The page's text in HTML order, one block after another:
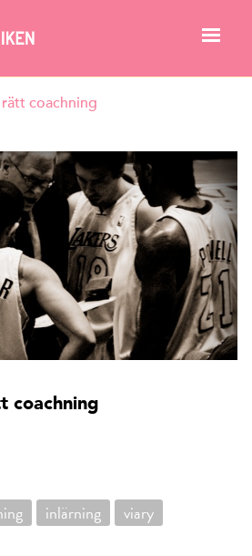
coachning
coachning
inlärning viary